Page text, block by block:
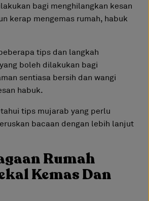
bagi menghilangkan kesan
kerap mengemas rumah, habuk
tips dan langkah
boleh dilakukan bagi
sentiasa bersih dan wangi
habuk.
tips mujarab yang perlu
bacaan dengan lebih lanjut
Rumah
Kemas Dan